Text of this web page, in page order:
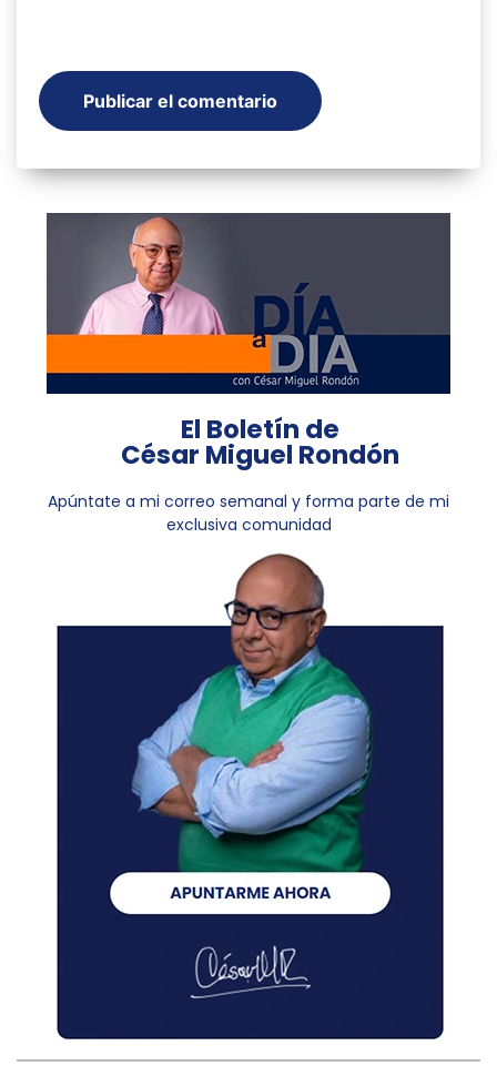
El Boletín de
César Miguel Rondón
Apúntate a mi correo semanal y forma parte de mi
exclusiva comunidad